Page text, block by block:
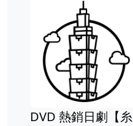
DVD 熱銷日劇【糸